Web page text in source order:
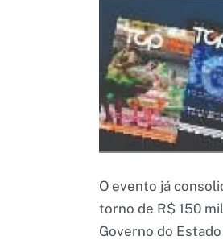
O evento já
torno de R$ 150
Governo do